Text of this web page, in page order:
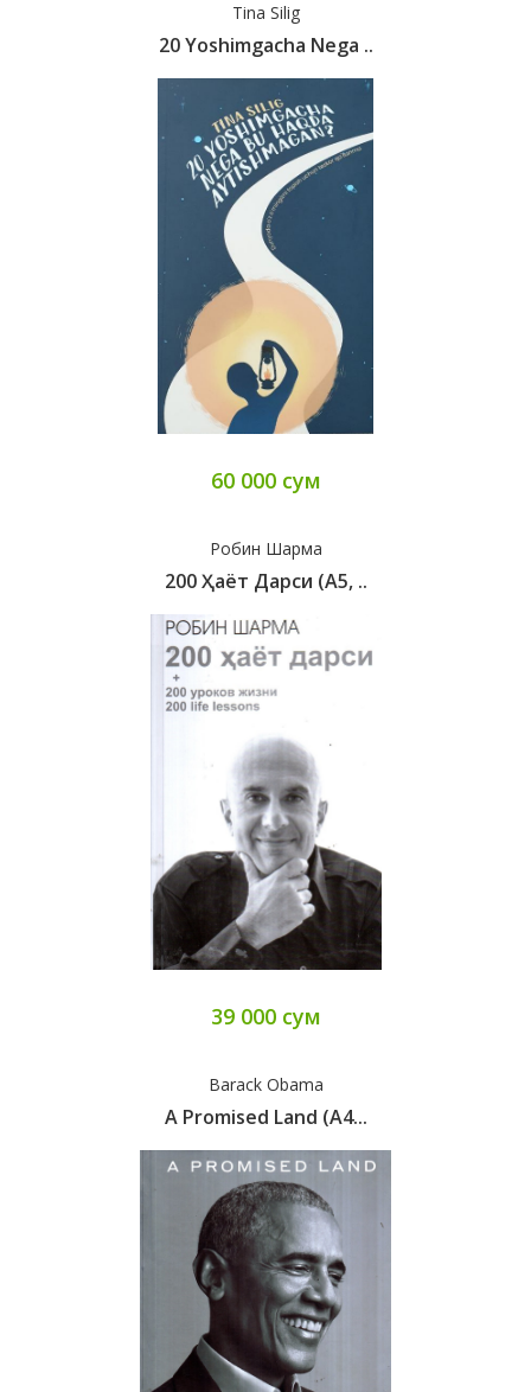
Tina Silig
20 Yoshimgacha Nega ..
60 000 сум
Робин Шарма
200 Ҳаёт Дарси (А5, ..
39 000 сум
Barack Obama
A Promised Land (А4...